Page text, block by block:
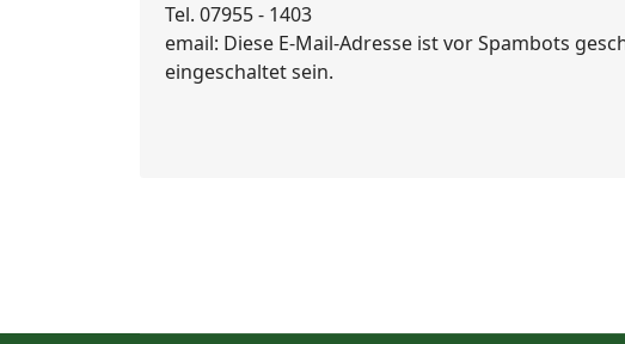
Tel. 07955 - 1403
email: Diese E-Mail-Adresse ist vor Spambots
eingeschaltet sein.